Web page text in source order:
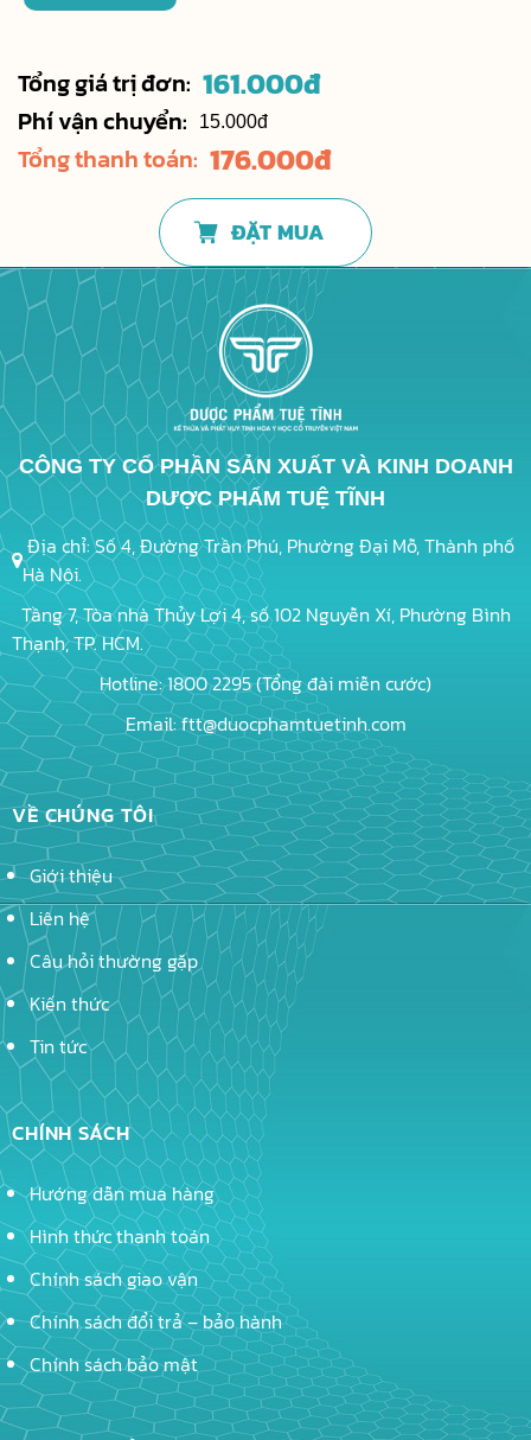
Tổng giá trị đơn: 161.000đ
Phí vận chuyển: 15.000đ
Tổng thanh toán: 176.000đ
ĐẶT MUA
CÔNG TY CỔ PHẦN SẢN XUẤT VÀ KINH DOANH
DƯỢC PHẨM TUỆ TĨNH
Địa chỉ: Số 4, Đường Trần Phú, Phường Đại Mỗ, Thành phố
Hà Nội.
Tầng 7, Tòa nhà Thủy Lợi 4, số 102 Nguyễn Xí, Phường Bình
Thạnh, TP. HCM.
Hotline: 1800 2295 (Tổng đài miễn cước)
Email: ftt@duocphamtuetinh.com
VỀ CHÚNG TÔI
Giới thiệu
Liên hệ
Câu hỏi thường gặp
Kiến thức
Tin tức
CHÍNH SÁCH
Hướng dẫn mua hàng
Hình thức thanh toán
Chính sách giao vận
Chính sách đổi trả – bảo hành
Chính sách bảo mật